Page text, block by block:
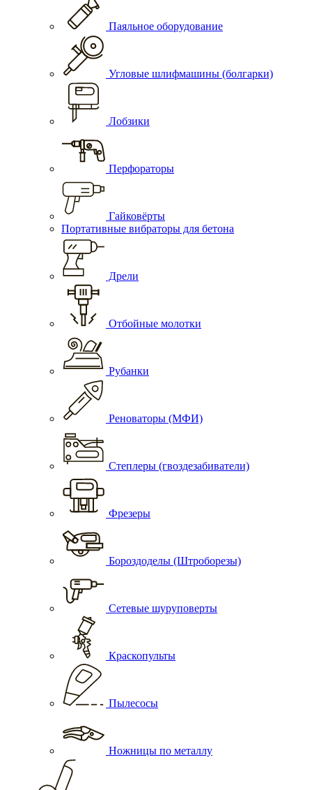
Паяльное оборудование
Угловые шлифмашины (болгарки)
Лобзики
Перфораторы
Гайковёрты
Портативные вибраторы для бетона
Дрели
Отбойные молотки
Рубанки
Реноваторы (МФИ)
Степлеры (гвоздезабиватели)
Фрезеры
Бороздоделы (Штроборезы)
Сетевые шуруповерты
Краскопульты
Пылесосы
Ножницы по металлу